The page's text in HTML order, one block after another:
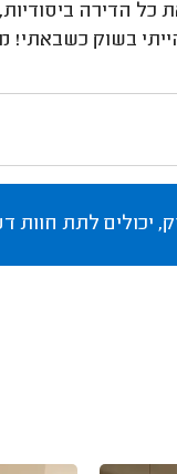
בשוק כשבאתי!
יכולים לתת חוות